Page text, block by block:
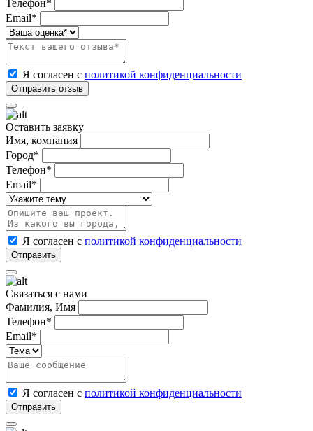
Телефон*
Email*
Я согласен с политикой конфиденциальности
Оставить заявку
Имя, компания
Город*
Телефон*
Email*
Я согласен с политикой конфиденциальности
Связаться с нами
Фамилия, Имя
Телефон*
Email*
Я согласен с политикой конфиденциальности